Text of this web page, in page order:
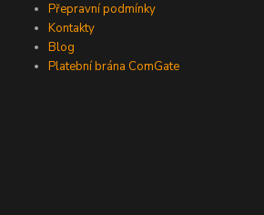
Přepravní podmínky
Kontakty
Blog
Platební brána ComGate